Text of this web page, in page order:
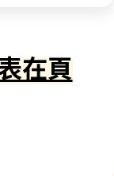
在頁